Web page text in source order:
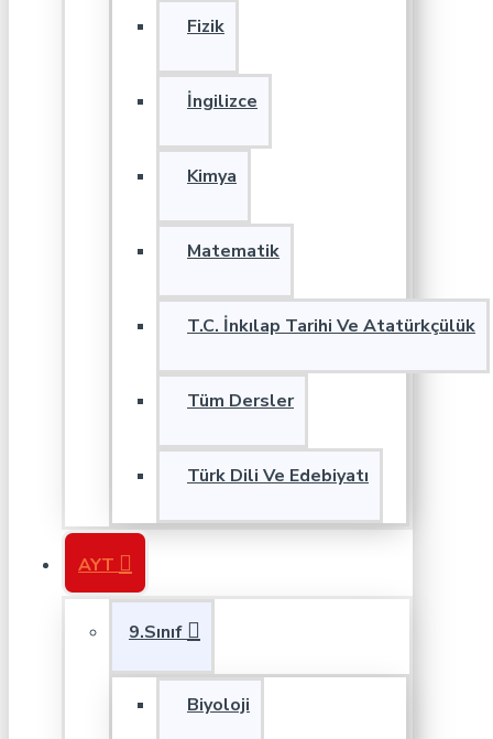
Fizik
İngilizce
Kimya
Matematik
T.C. İnkılap Tarihi Ve Atatürkçülük
Tüm Dersler
Türk Dili Ve Edebiyatı
AYT
9.Sınıf
Biyoloji